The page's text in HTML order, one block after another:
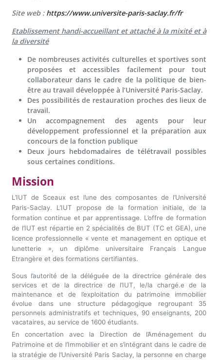
Site web : https://www.universite-paris-saclay.fr/fr
Etablissement handi-accueillant et attaché à la mixité et à
la diversité
De nombreuses activités culturelles et sportives sont
proposées et accessibles facilement pour tout
collaborateur dans le cadre de la politique de bien-
être au travail développée à l’Université Paris-Saclay.
Des possibilités de restauration proches des lieux de
travail.
Un accompagnement des agents pour leur
développement professionnel et la préparation aux
concours de la fonction publique
Deux jours hebdomadaires de télétravail possibles
sous certaines conditions.
Mission
L’IUT de Sceaux est l’une des composantes de l’Université
Paris-Saclay. L’IUT propose de la formation initiale, de la
formation continue et par apprentissage. L’offre de formation
de l’IUT est répartie en 2 spécialités de BUT (TC et GEA), une
licence professionnelle « vente et management en optique et
lunetterie », un diplôme universitaire Français Langue
Etrangère et des formations certifiantes.
Sous l’autorité de la déléguée de la directrice générale des
services et de la directrice de l’IUT, le/la chargé.e de la
maintenance et de l’exploitation du patrimoine immobilier
évolue dans une structure pédagogique regroupant 35
personnels administratifs et techniques, 90 enseignants, 200
vacataires, au service de 1600 étudiants.
En concertation avec la Direction de l’Aménagement du
Patrimoine et de l’Immobilier et en s’intégrant dans le cadre de
la stratégie de l’Université Paris Saclay, la personne en charge